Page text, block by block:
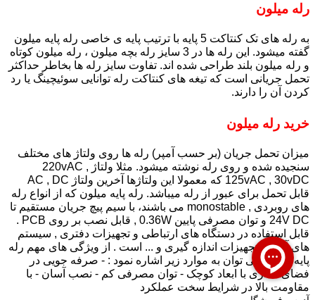
رله میلون
به رله های تک کنتاکت 5 پایه با ترتیب پایه ی خاصی رله پایه میلون
گفته میشود. این رله ها در 3 سایز رله بچه میلون ، رله میلون کوتاه
و رله میلون بلند طراحی شده اند. تفاوت سایز رله ها بخاطر حداکثر
تحمل جریانی است که تیغه های کنتاکت رله توانایی سوئیچینگ یا رد
کردن آن را دارند.
خرید رله میلون
میزان تحمل جریان (بر حسب آمپر) رله ها روی ولتاژ های مختلف
سنجیده شده و روی رله نوشته میشود. مثلا ولتاژ 220vAC ,
125vAC , 30vDC که معمولا این ولتاژها آخرین ولتاژ AC , DC
قابل تحمل برای عبور از رله میباشد. رله پایه میلون که از انواع رله
های روبردی , monostable می باشند، با سیم پیچ جریان مستقیم تا
24V DC و توان مصرفی پایین 0.36W , قابل نصب بر روی PCB .
قابل استفاده در دستگاه های ارتباطی و تجهیزات دفتری , سیستم
های آلارم , تجهیزات اندازه گیری و ... است . از ویژگی های مهم رله
پایه میلون می توان به موارد زیر اشاره نمود : - صرفه جویی در
فضای مداری با ابعاد کوچک - توان مصرفی کم - نصب آسان - با
مقاومت بالا در شرایط سخت عملکرد